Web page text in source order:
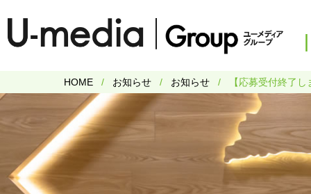
HOME お知らせ お知らせ 【応募受付終了